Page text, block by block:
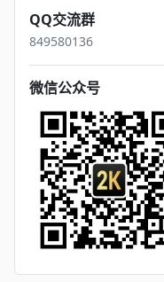
QQ交流群
849580136
微信公众号